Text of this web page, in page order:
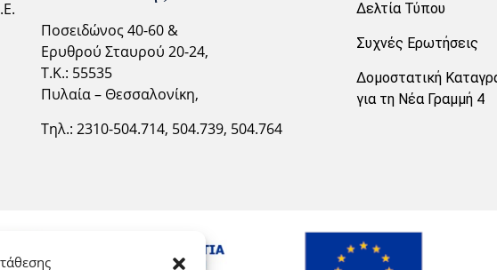
Ποσειδώνος 40-60 &
Ερυθρού Σταυρού 20-24,
Τ.Κ.: 55535
Πυλαία – Θεσσαλονίκη,
Τηλ.: 2310-504.714, 504.739, 504.764
Δελτία Τύπου
Συχνές Ερωτήσεις
Δομοστατική
για τη Νέα Γραμμή 4